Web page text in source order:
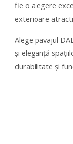
fie o alegere
exterioare
Alege pavajul
și eleganță
durabilitate și